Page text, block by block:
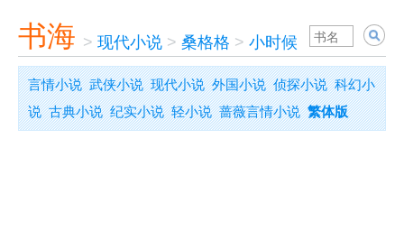
书海 > 现代小说 > 桑格格 > 小时候
言情小说 武侠小说 现代小说 外国小说 侦探小说 科幻小
说 古典小说 纪实小说 轻小说 蔷薇言情小说 繁体版